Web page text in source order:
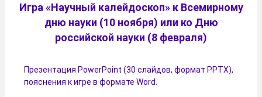
Игра «Научный калейдоскоп» к Всемирному
дню науки (10 ноября) или ко Дню
российской науки (8 февраля)
Презентация PowerPoint (30 слайдов, формат PPTX),
пояснения к игре в формате Word.